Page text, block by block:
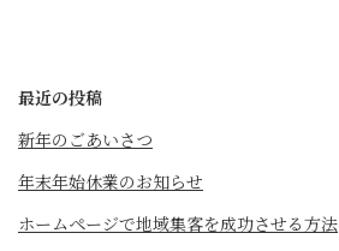
最近の投稿
新年のごあいさつ
年末年始休業のお知らせ
ホームページで地域集客を成功させる方法